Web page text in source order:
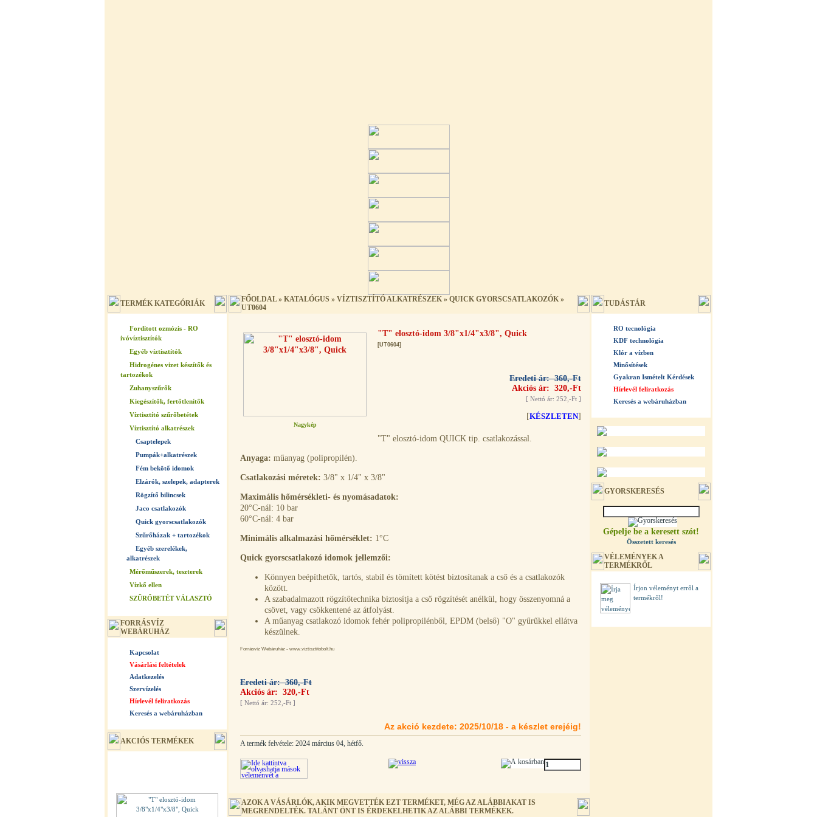
TERMÉK KATEGÓRIÁK
Fordított ozmózis - RO
ivóvíztisztítók
Egyéb víztisztítók
Hidrogénes vizet készítők és
tartozékok
Zuhanyszűrők
Kiegészítők, fertőtlenítők
Víztisztító szűrőbetétek
Víztisztító alkatrészek
Csaptelepek
Pumpák+alkatrészek
Fém bekötő idomok
Elzárók, szelepek, adapterek
Rögzítő bilincsek
Jaco csatlakozók
Quick gyorscsatlakozók
Szűrőházak + tartozékok
Egyéb szerelékek,
alkatrészek
Mérőműszerek, teszterek
Vízkő ellen
SZŰRŐBETÉT VÁLASZTÓ
FORRÁSVÍZ
WEBÁRUHÁZ
Kapcsolat
Vásárlási feltételek
Adatkezelés
Szervízelés
Hírlevél feliratkozás
Keresés a webáruházban
AKCIÓS TERMÉKEK
FŐOLDAL» KATALÓGUS » VÍZTISZTÍTÓ ALKATRÉSZEK » QUICK GYORSCSATLAKOZÓK »
UT0604
Nagykép
"T" elosztó-idom 3/8"x1/4"x3/8", Quick
[UT0604]
Eredeti ár: 360,-Ft
Akciós ár: 320,-Ft
[ Nettó ár: 252,-Ft ]
[KÉSZLETEN]
"T" elosztó-idom QUICK tip. csatlakozással.
Anyaga: műanyag (polipropilén).
Csatlakozási méretek: 3/8" x 1/4" x 3/8"
Maximális hőmérsékleti- és nyomásadatok:
20°C-nál: 10 bar
60°C-nál: 4 bar
Minimális alkalmazási hőmérséklet: 1°C
Quick gyorscsatlakozó idomok jellemzői:
Könnyen beépíthetők, tartós, stabil és tömített kötést biztosítanak a cső és a csatlakozók
között.
A szabadalmazott rögzítőtechnika biztosítja a cső rögzítését anélkül, hogy összenyomná a
csövet, vagy csökkentené az átfolyást.
A műanyag csatlakozó idomok fehér polipropilénből, EPDM (belső) "O" gyűrűkkel ellátva
készülnek.
Forrásvíz Webáruház - www.viztisztitobolt.hu
Eredeti ár: 360,-Ft
Akciós ár: 320,-Ft
[ Nettó ár: 252,-Ft ]
Az akció kezdete: 2025/10/18 - a készlet erejéig!
A termék felvétele: 2024 március 04, hétfő.
AZOK A VÁSÁRLÓK, AKIK MEGVETTÉK EZT TERMÉKET, MÉG AZ ALÁBBIAKAT IS
MEGRENDELTÉK. TALÁNT ÖNT IS ÉRDEKELHETIK AZ ALÁBBI TERMÉKEK.
TUDÁSTÁR
RO tecnológia
KDF technológia
Klór a vízben
Minősítések
Gyakran Ismételt Kérdések
Hírlevél feliratkozás
Keresés a webáruházban
GYORSKERESÉS
Gépelje be a keresett szót!
Összetett keresés
VÉLEMÉNYEK A
TERMÉKRŐL
Írjon véleményt erről a
termékről!